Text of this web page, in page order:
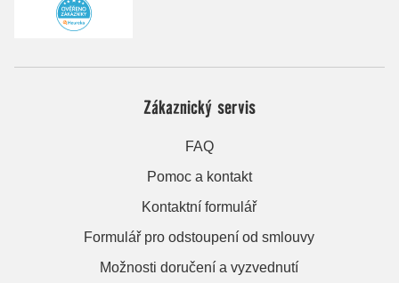
Zákaznický servis
FAQ
Pomoc a kontakt
Kontaktní formulář
Formulář pro odstoupení od smlouvy
Možnosti doručení a vyzvednutí